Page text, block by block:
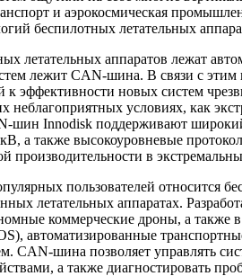
и аэрокосмическая
беспилотных летательных
летательных аппаратов лежат
лежит CAN-шина. В связи с
к эффективности новых систем
неблагоприятных условиях, как
шин Innodisk поддерживают
а также высокоуровневые
производительности в
пользователей относится
летательных аппаратах.
коммерческие дроны, а также
автоматизированные
CAN-шина позволяет управлять
а также диагностировать